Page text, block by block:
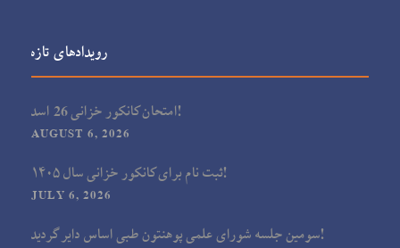
رویدادهای تازه
امتحان کانکور خزانی 26 اسد!
AUGUST 6, 2026
ثبت نام برای کانکور خزانی سال ۱۴۰۵!
JULY 6, 2026
سومین جلسه شورای علمی پوهنتون طبی اساس دایر گردید!